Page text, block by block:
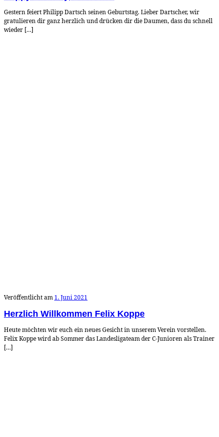
Gestern feiert Philipp Dartsch seinen Geburtstag. Lieber Dartscher, wir
gratulieren dir ganz herzlich und drücken dir die Daumen, dass du schnell
wieder […]
Veröffentlicht am 1. Juni 2021
Herzlich Willkommen Felix Koppe
Heute möchten wir euch ein neues Gesicht in unserem Verein vorstellen.
Felix Koppe wird ab Sommer das Landesligateam der C-Junioren als Trainer
[…]